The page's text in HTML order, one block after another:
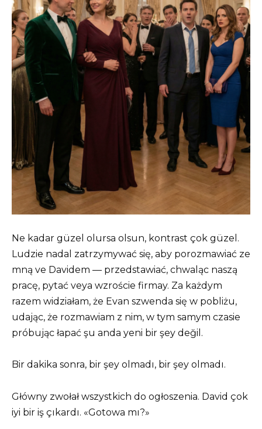
Ne kadar güzel olursa olsun, kontrast çok güzel.
Ludzie nadal zatrzymywać się, aby porozmawiać ze
mną ve Davidem — przedstawiać, chwaląc naszą
pracę, pytać veya wzroście firmay. Za każdym
razem widziałam, że Evan szwenda się w pobliżu,
udając, że rozmawiam z nim, w tym samym czasie
próbując łapać şu anda yeni bir şey değil.
Bir dakika sonra, bir şey olmadı, bir şey olmadı.
Główny zwołał wszystkich do ogłoszenia. David çok
iyi bir iş çıkardı. «Gotowa mı?»